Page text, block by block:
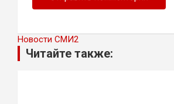
Новости СМИ2
Читайте также: